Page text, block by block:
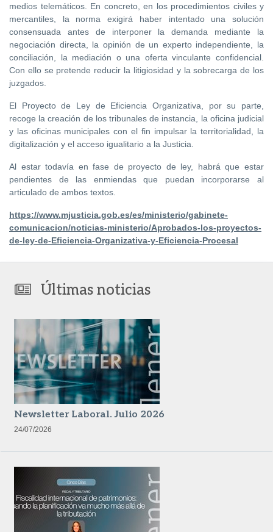
medios telemáticos. En concreto, en los procedimientos civiles y
mercantiles, la norma exigirá haber intentado una solución
consensuada antes de interponer la demanda mediante la
negociación directa, la opinión de un experto independiente, la
conciliación, la mediación o una oferta vinculante confidencial.
Con ello se pretende reducir la litigiosidad y la sobrecarga de los
juzgados.
El Proyecto de Ley de Eficiencia Organizativa, por su parte,
recoge la creación de los tribunales de instancia, la oficina judicial
y las oficinas municipales con el fin impulsar la territorialidad, la
digitalización y el acceso igualitario a la Justicia.
Al estar todavía en fase de proyecto de ley, habrá que estar
pendientes de las enmiendas que puedan incorporarse al
articulado de ambos textos.
https://www.mjusticia.gob.es/es/ministerio/gabinete-
comunicacion/noticias-ministerio/Aprobados-los-proyectos-
de-ley-de-Eficiencia-Organizativa-y-Eficiencia-Procesal
Últimas noticias
Newsletter Laboral. Julio 2026
24/07/2026